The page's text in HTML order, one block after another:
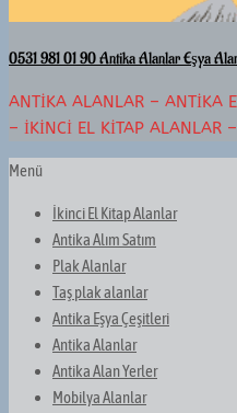
0531 981 01 90 Antika Alanlar Eşya
ANTIKA ALANLAR – ANTIKA
– İKINCI EL KITAP ALANLAR
Menü
İkinci El Kitap Alanlar
Antika Alım Satım
Plak Alanlar
Taş plak alanlar
Antika Eşya Çeşitleri
Antika Alanlar
Antika Alan Yerler
Mobilya Alanlar